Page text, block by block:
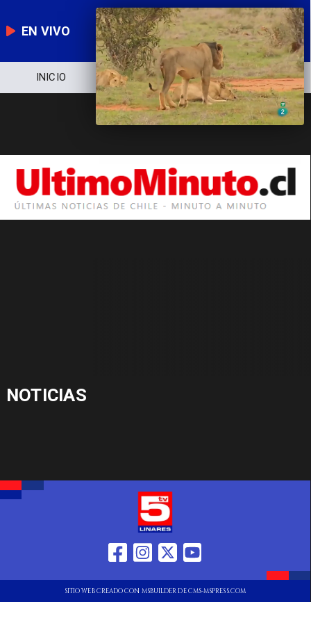
EN VIVO
INICIO NOTICIERO POLÍTICA
NOTICIAS
SITIO WEB CREADO CON MSBUILDER DE CMS-MSPRESS.COM